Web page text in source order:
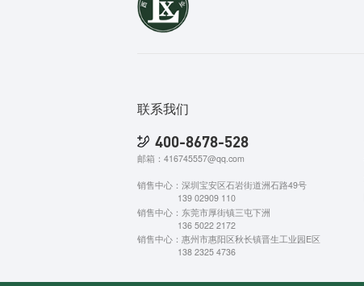
联系我们
400-8678-528
邮箱：416745557@qq.com
销售中心：深圳宝安区石岩街道洲石路49号
139 02909 110
销售中心：东莞市厚街镇三屯下洲
136 5022 2172
销售中心：惠州市惠阳区秋长镇晋生工业园E区
138 2325 4736